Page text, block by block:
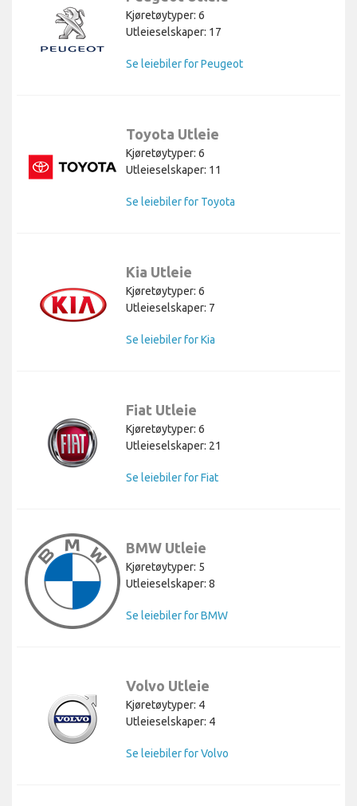
Kjøretøytyper: 6
Utleieselskaper: 17
Se leiebiler for Peugeot
Toyota Utleie
Kjøretøytyper: 6
Utleieselskaper: 11
Se leiebiler for Toyota
Kia Utleie
Kjøretøytyper: 6
Utleieselskaper: 7
Se leiebiler for Kia
Fiat Utleie
Kjøretøytyper: 6
Utleieselskaper: 21
Se leiebiler for Fiat
BMW Utleie
Kjøretøytyper: 5
Utleieselskaper: 8
Se leiebiler for BMW
Volvo Utleie
Kjøretøytyper: 4
Utleieselskaper: 4
Se leiebiler for Volvo